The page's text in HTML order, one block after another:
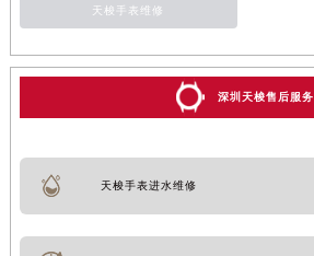
天梭手表维修
深圳天梭售后服务
天梭手表进水维修